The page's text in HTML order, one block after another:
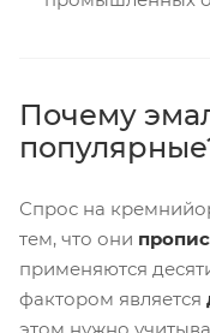
Почему
Спрос на
тем, что они
применяются
фактором является